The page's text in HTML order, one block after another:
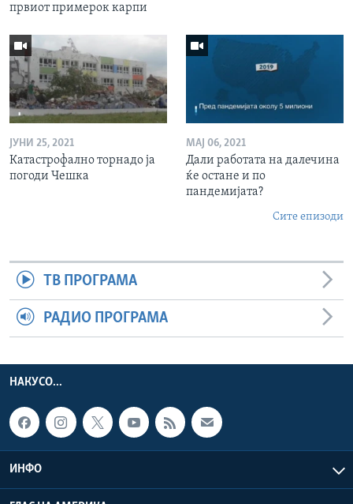
првиот примерок карпи
ЈУНИ 25, 2021
Катастрофално торнадо ја
погоди Чешка
МАЈ 06, 2021
Дали работата на далечина
ќе остане и по
пандемијата?
Сите епизоди
ТВ ПРОГРАМА
РАДИО ПРОГРАМА
НАКУСО...
ИНФО